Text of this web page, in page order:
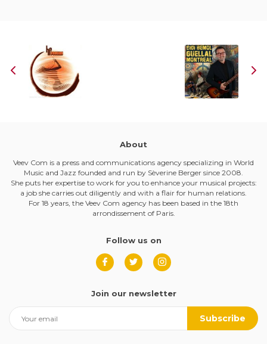
About
Veev Com is a press and communications agency specializing in World
Music and Jazz founded and run by Sèverine Berger since 2008.
She puts her expertise to work for you to enhance your musical projects:
a job she carries out diligently and with a flair for human relations.
For 18 years, the Veev Com agency has been based in the 18th
arrondissement of Paris.
Follow us on
Join our newsletter
Subscribe